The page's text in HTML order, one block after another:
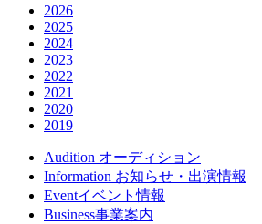
2026
2025
2024
2023
2022
2021
2020
2019
Audition オーディション
Information お知らせ・出演情報
Eventイベント情報
Business事業案内